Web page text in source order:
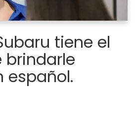
tiene el
brindarle
español.